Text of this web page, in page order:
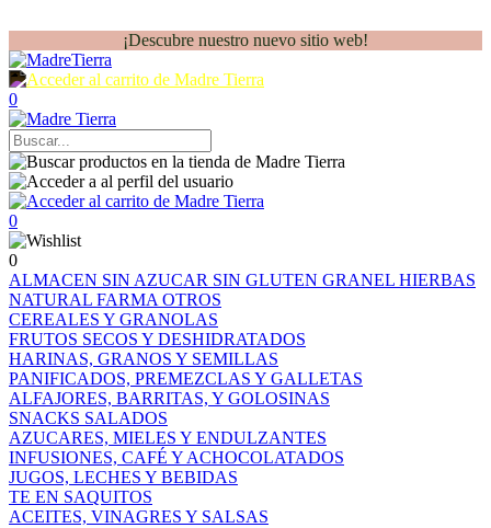
¡Descubre nuestro nuevo sitio web!
0
0
0
ALMACEN SIN AZUCAR SIN GLUTEN GRANEL HIERBAS
NATURAL FARMA OTROS
CEREALES Y GRANOLAS
FRUTOS SECOS Y DESHIDRATADOS
HARINAS, GRANOS Y SEMILLAS
PANIFICADOS, PREMEZCLAS Y GALLETAS
ALFAJORES, BARRITAS, Y GOLOSINAS
SNACKS SALADOS
AZUCARES, MIELES Y ENDULZANTES
INFUSIONES, CAFÉ Y ACHOCOLATADOS
JUGOS, LECHES Y BEBIDAS
TE EN SAQUITOS
ACEITES, VINAGRES Y SALSAS